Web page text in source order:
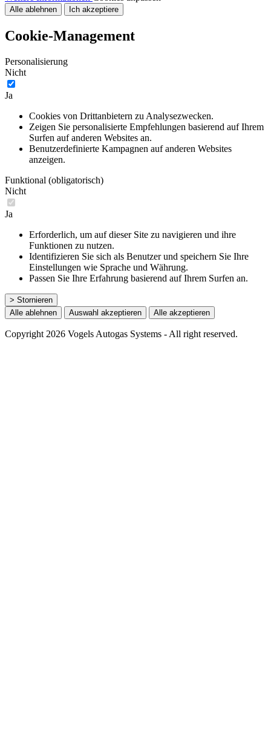
Alle ablehnen Ich akzeptiere
Cookie-Management
Personalisierung
Nicht
Ja
Cookies von Drittanbietern zu Analysezwecken.
Zeigen Sie personalisierte Empfehlungen basierend auf Ihrem
Surfen auf anderen Websites an.
Benutzerdefinierte Kampagnen auf anderen Websites
anzeigen.
Funktional (obligatorisch)
Nicht
Ja
Erforderlich, um auf dieser Site zu navigieren und ihre
Funktionen zu nutzen.
Identifizieren Sie sich als Benutzer und speichern Sie Ihre
Einstellungen wie Sprache und Währung.
Passen Sie Ihre Erfahrung basierend auf Ihrem Surfen an.
> Stornieren
Alle ablehnen
Auswahl akzeptieren Alle akzeptieren
Copyright 2026 Vogels Autogas Systems - All right reserved.